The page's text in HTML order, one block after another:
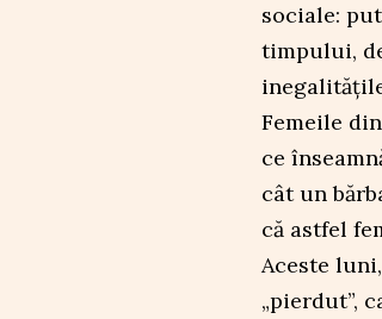
sociale:
timpului,
Femeile
ce
cât un
că astfel
Aceste
„pierdut”,